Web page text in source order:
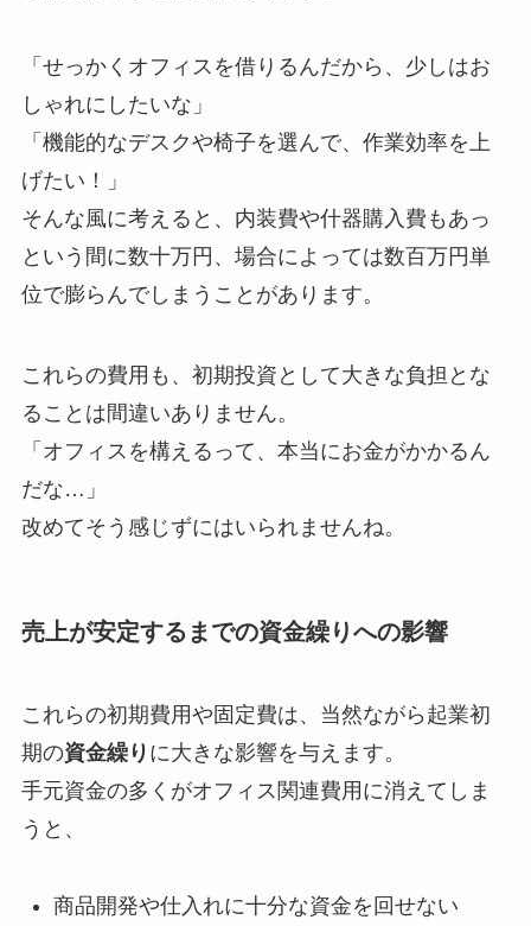
「せっかくオフィスを借りるんだから、少しはお
しゃれにしたいな」
「機能的なデスクや椅子を選んで、作業効率を上
げたい！」
そんな風に考えると、内装費や什器購入費もあっ
という間に数十万円、場合によっては数百万円単
位で膨らんでしまうことがあります。
これらの費用も、初期投資として大きな負担とな
ることは間違いありません。
「オフィスを構えるって、本当にお金がかかるん
だな…」
改めてそう感じずにはいられませんね。
売上が安定するまでの資金繰りへの影響
これらの初期費用や固定費は、当然ながら起業初
期の資金繰り に大きな影響を与えます。
手元資金の多くがオフィス関連費用に消えてしま
うと、
商品開発や仕入れに十分な資金を回せない